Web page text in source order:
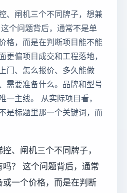
、闸机三个不同牌子，想兼
个问题背后，通常不是单
格，而是在判断项目能不能
更偏项目成交和工程落地，
门、怎么报价、多久能做
需要准备什么。品牌和型号
一主线。 从实际项目看，
是标题里那一个关键词，而
、闸机三个不同牌子，
？ 这个问题背后，通常
一个价格，而是在判断